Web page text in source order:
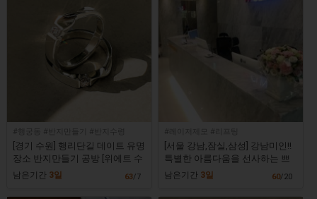
#행궁동 #반지만들기 #반지수령
[경기 수원] 행리단길 데이트 유명
장소 반지만들기 공방 [위에트 수
원]
남은기간 3일 63/7
[서울 강남,잠실,삼성] 강남미인!!
특별한 아름다움을 선사하는 쁘
띠전문점!! [W클리닉]
남은기간 3일 60/20